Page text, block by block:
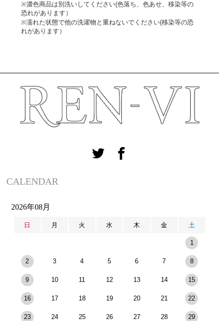
※濃色商品は別洗いしてください(色落ち、色あせ、移染等の
恐れがあります）
※濡れた状態で他の洗濯物と重ねないでください(移染等の恐
れがあります）
CALENDAR
2026年08月
日 月 火 水 木 金 土
1
2 3 4 5 6 7 8
9 10 11 12 13 14 15
16 17 18 19 20 21 22
23 24 25 26 27 28 29